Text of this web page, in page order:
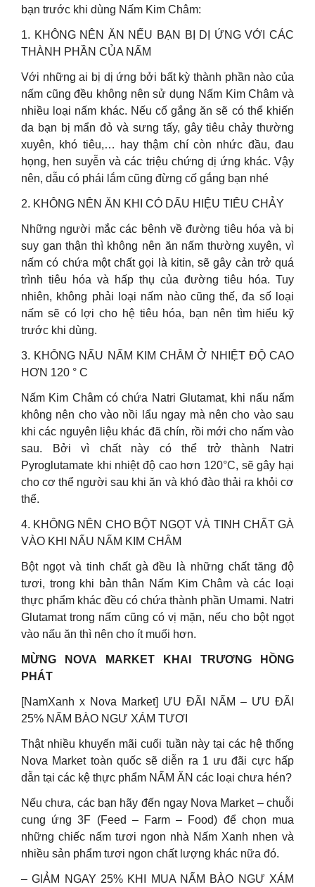
bạn trước khi dùng Nấm Kim Châm:
1. KHÔNG NÊN ĂN NẾU BẠN BỊ DỊ ỨNG VỚI CÁC
THÀNH PHẦN CỦA NẤM
Với những ai bị dị ứng bởi bất kỳ thành phần nào của
nấm cũng đều không nên sử dụng Nấm Kim Châm và
nhiều loại nấm khác. Nếu cố gắng ăn sẽ có thể khiến
da bạn bị mẩn đỏ và sưng tấy, gây tiêu chảy thường
xuyên, khó tiêu,… hay thậm chí còn nhức đầu, đau
họng, hen suyễn và các triệu chứng dị ứng khác. Vậy
nên, dẫu có phái lắm cũng đừng cố gắng bạn nhé
2. KHÔNG NÊN ĂN KHI CÓ DẤU HIỆU TIÊU CHẢY
Những người mắc các bệnh về đường tiêu hóa và bị
suy gan thận thì không nên ăn nấm thường xuyên, vì
nấm có chứa một chất gọi là kitin, sẽ gây cản trở quá
trình tiêu hóa và hấp thụ của đường tiêu hóa. Tuy
nhiên, không phải loại nấm nào cũng thế, đa số loại
nấm sẽ có lợi cho hệ tiêu hóa, bạn nên tìm hiểu kỹ
trước khi dùng.
3. KHÔNG NẤU NẤM KIM CHÂM Ở NHIỆT ĐỘ CAO
HƠN 120 ° C
Nấm Kim Châm có chứa Natri Glutamat, khi nấu nấm
không nên cho vào nồi lẩu ngay mà nên cho vào sau
khi các nguyên liệu khác đã chín, rồi mới cho nấm vào
sau. Bởi vì chất này có thể trở thành Natri
Pyroglutamate khi nhiệt độ cao hơn 120°C, sẽ gây hại
cho cơ thể người sau khi ăn và khó đào thải ra khỏi cơ
thể.
4. KHÔNG NÊN CHO BỘT NGỌT VÀ TINH CHẤT GÀ
VÀO KHI NẤU NẤM KIM CHÂM
Bột ngọt và tinh chất gà đều là những chất tăng độ
tươi, trong khi bản thân Nấm Kim Châm và các loại
thực phẩm khác đều có chứa thành phần Umami. Natri
Glutamat trong nấm cũng có vị mặn, nếu cho bột ngọt
vào nấu ăn thì nên cho ít muối hơn.
MỪNG NOVA MARKET KHAI TRƯƠNG HỒNG
PHÁT
[NamXanh x Nova Market] ƯU ĐÃI NẤM – ƯU ĐÃI
25% NẤM BÀO NGƯ XÁM TƯƠI
Thật nhiều khuyến mãi cuối tuần này tại các hệ thống
Nova Market toàn quốc sẽ diễn ra 1 ưu đãi cực hấp
dẫn tại các kệ thực phẩm NẤM ĂN các loại chưa hén?
Nếu chưa, các bạn hãy đến ngay Nova Market – chuỗi
cung ứng 3F (Feed – Farm – Food) để chọn mua
những chiếc nấm tươi ngon nhà Nấm Xanh nhen và
nhiều sản phẩm tươi ngon chất lượng khác nữa đó.
– GIẢM NGAY 25% KHI MUA NẤM BÀO NGƯ XÁM